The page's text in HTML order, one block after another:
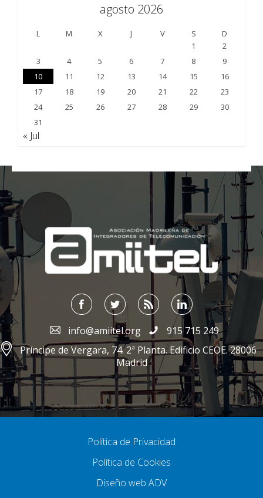
agosto 2026
L M X J V S
D
1
2
3
4 5 6 7 8
9
10
11 12 13 14 15
16
17
18 19 20 21 22
23
24
25 26 27 28 29
30
31
« Jul
;
info@amiitel.org
915 715 249
Príncipe de Vergara, 74. 2ª Planta. Edificio CEOE. 28006
Madrid
Política de Privacidad
Política de Cookies
Diseño web ADV